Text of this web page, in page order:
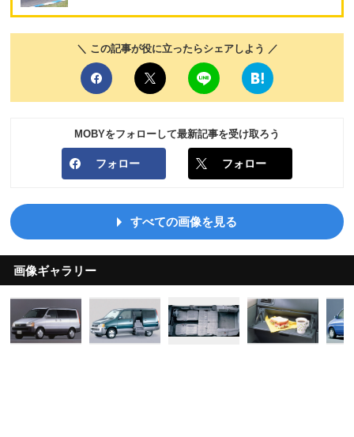
＼ この記事が役に立ったらシェアしよう ／
MOBYをフォローして最新記事を受け取ろう
フォロー フォロー
すべての画像を見る
画像ギャラリー